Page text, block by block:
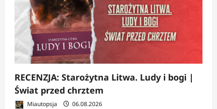
RECENZJA: Starożytna Litwa. Ludy i bogi |
Świat przed chrztem
Miautopsja 06.08.2026